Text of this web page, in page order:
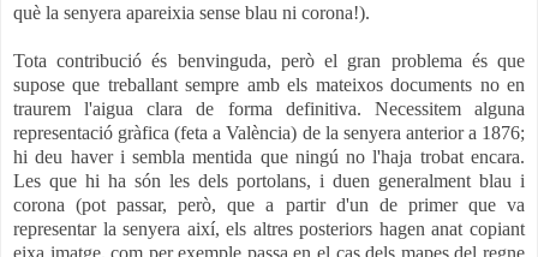
què la senyera apareixia sense blau ni corona!).
Tota contribució és benvinguda, però el gran problema és que
supose que treballant sempre amb els mateixos documents no en
traurem l'aigua clara de forma definitiva. Necessitem alguna
representació gràfica (feta a València) de la senyera anterior a 1876;
hi deu haver i sembla mentida que ningú no l'haja trobat encara.
Les que hi ha són les dels portolans, i duen generalment blau i
corona (pot passar, però, que a partir d'un de primer que va
representar la senyera així, els altres posteriors hagen anat copiant
eixa imatge, com per exemple passa en el cas dels mapes del regne